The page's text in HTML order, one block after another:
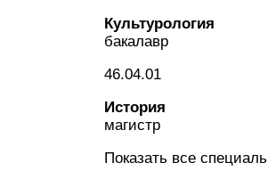
Культурология
бакалавр
46.04.01
История
магистр
Показать все